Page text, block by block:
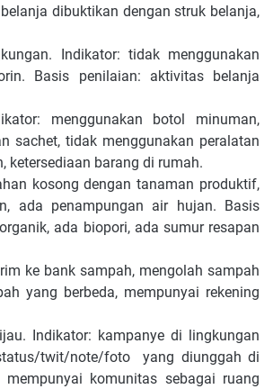
dibuktikan dengan struk belanja,
Indikator: tidak menggunakan
Basis penilaian: aktivitas belanja
menggunakan botol minuman,
sachet, tidak menggunakan peralatan
barang di rumah.
kosong dengan tanaman produktif,
ada penampungan air hujan. Basis
ada biopori, ada sumur resapan
ke bank sampah, mengolah sampah
yang berbeda, mempunyai rekening
Indikator: kampanye di lingkungan
twit/note/foto yang diunggah di
komunitas sebagai ruang